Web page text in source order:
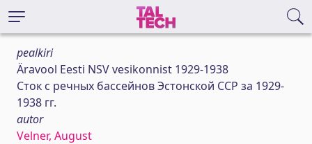
pealkiri
Äravool Eesti NSV vesikonnist 1929-1938
Сток с речных бассейнов Эстонской ССР за 1929-
1938 гг.
autor
Velner, August